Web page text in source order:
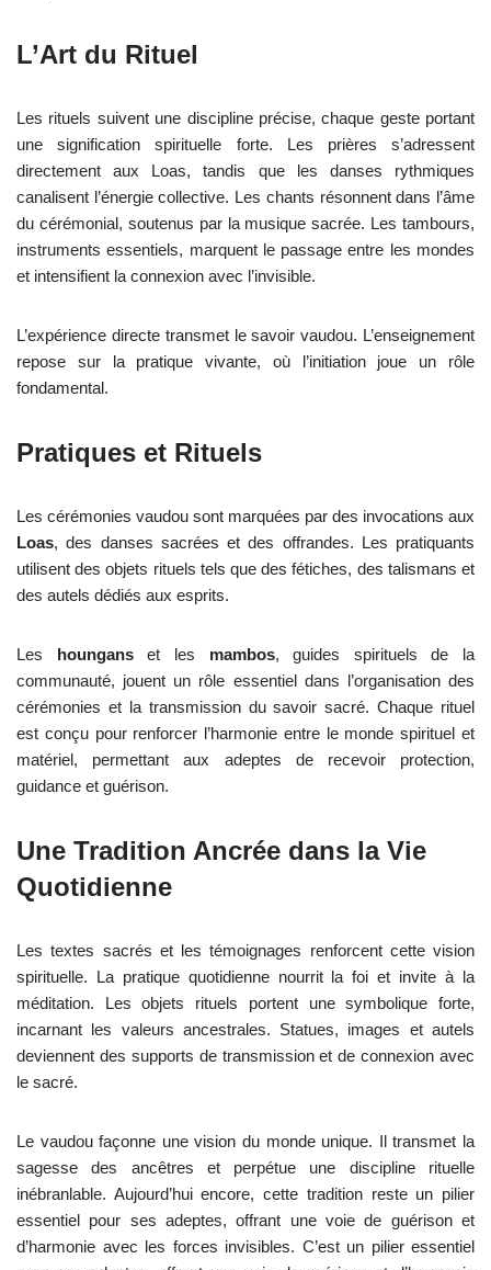
L’Art du Rituel
Les rituels suivent une discipline précise, chaque geste portant
une signification spirituelle forte. Les prières s’adressent
directement aux Loas, tandis que les danses rythmiques
canalisent l’énergie collective. Les chants résonnent dans l’âme
du cérémonial, soutenus par la musique sacrée. Les tambours,
instruments essentiels, marquent le passage entre les mondes
et intensifient la connexion avec l’invisible.
L’expérience directe transmet le savoir vaudou. L’enseignement
repose sur la pratique vivante, où l’initiation joue un rôle
fondamental.
Pratiques et Rituels
Les cérémonies vaudou sont marquées par des invocations aux
Loas, des danses sacrées et des offrandes. Les pratiquants
utilisent des objets rituels tels que des fétiches, des talismans et
des autels dédiés aux esprits.
Les hounganset les mambos, guides spirituels de la
communauté, jouent un rôle essentiel dans l’organisation des
cérémonies et la transmission du savoir sacré. Chaque rituel
est conçu pour renforcer l’harmonie entre le monde spirituel et
matériel, permettant aux adeptes de recevoir protection,
guidance et guérison.
Une Tradition Ancrée dans la Vie
Quotidienne
Les textes sacrés et les témoignages renforcent cette vision
spirituelle. La pratique quotidienne nourrit la foi et invite à la
méditation. Les objets rituels portent une symbolique forte,
incarnant les valeurs ancestrales. Statues, images et autels
deviennent des supports de transmission et de connexion avec
le sacré.
Le vaudou façonne une vision du monde unique. Il transmet la
sagesse des ancêtres et perpétue une discipline rituelle
inébranlable. Aujourd’hui encore, cette tradition reste un pilier
essentiel pour ses adeptes, offrant une voie de guérison et
d’harmonie avec les forces invisibles. C’est un pilier essentiel